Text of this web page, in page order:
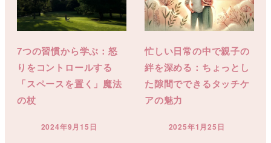
7つの習慣から学ぶ：怒
りをコントロールする
「スペースを置く」魔法
の杖
投稿日
2024年9月15日
忙しい日常の中で親子の
絆を深める：ちょっとし
た隙間でできるタッチケ
アの魅力
投稿日
2025年1月25日